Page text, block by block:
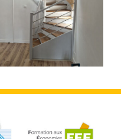
Peinture escalier et
couloir